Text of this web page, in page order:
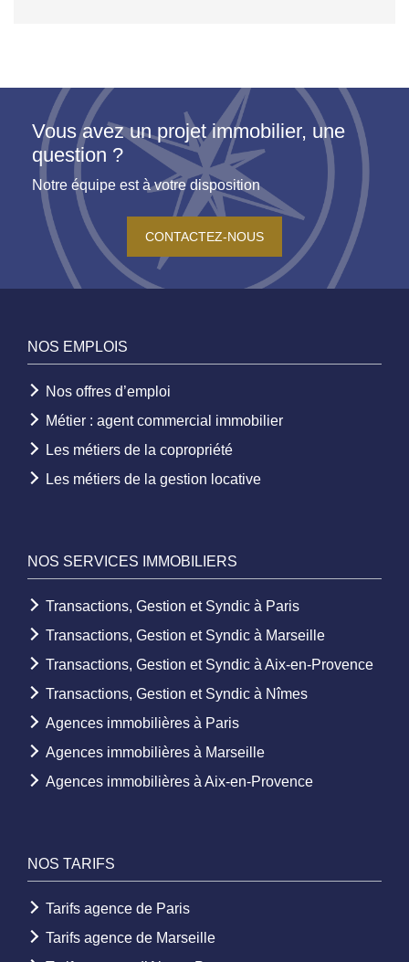
Vous avez un projet immobilier, une
question ?
Notre équipe est à votre disposition
CONTACTEZ-NOUS
NOS EMPLOIS
Nos offres d’emploi
Métier : agent commercial immobilier
Les métiers de la copropriété
Les métiers de la gestion locative
NOS SERVICES IMMOBILIERS
Transactions, Gestion et Syndic à Paris
Transactions, Gestion et Syndic à Marseille
Transactions, Gestion et Syndic à Aix-en-Provence
Transactions, Gestion et Syndic à Nîmes
Agences immobilières à Paris
Agences immobilières à Marseille
Agences immobilières à Aix-en-Provence
NOS TARIFS
Tarifs agence de Paris
Tarifs agence de Marseille